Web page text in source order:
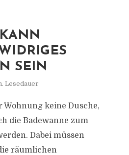
SEIN
Lesedauer
Wohnung keine Dusche,
die Badewanne zum
Dabei müssen
räumlichen